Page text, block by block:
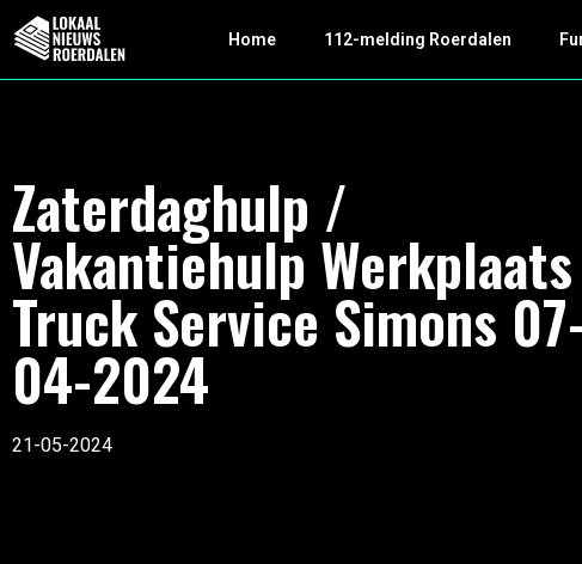
Home 112-melding Roerdalen
Zaterdaghulp /
Vakantiehulp Werkplaats
Truck Service Simons
04-2024
21-05-2024